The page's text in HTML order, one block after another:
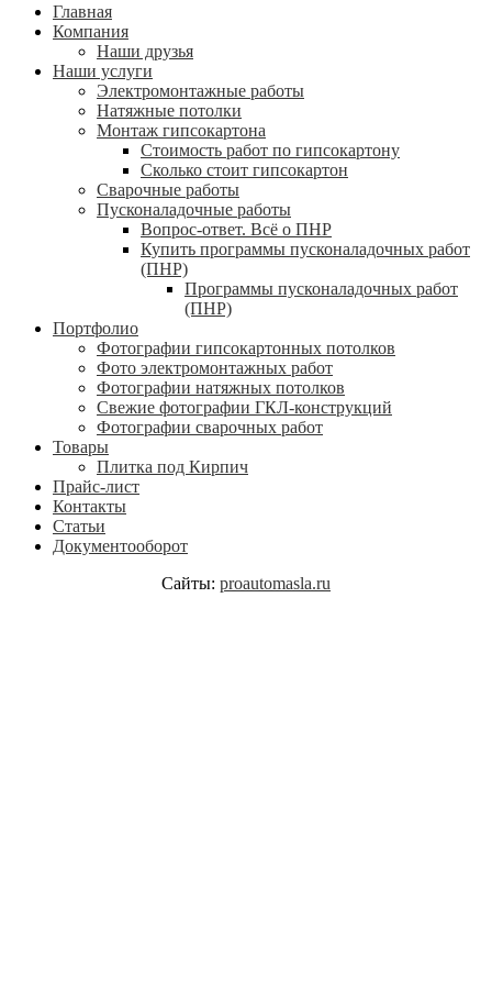
Главная
Компания
Наши друзья
Наши услуги
Электромонтажные работы
Натяжные потолки
Монтаж гипсокартона
Стоимость работ по гипсокартону
Сколько стоит гипсокартон
Сварочные работы
Пусконаладочные работы
Вопрос-ответ. Всё о ПНР
Купить программы пусконаладочных работ
(ПНР)
Программы пусконаладочных работ
(ПНР)
Портфолио
Фотографии гипсокартонных потолков
Фото электромонтажных работ
Фотографии натяжных потолков
Свежие фотографии ГКЛ-конструкций
Фотографии сварочных работ
Товары
Плитка под Кирпич
Прайс-лист
Контакты
Статьи
Документооборот
Сайты: proautomasla.ru